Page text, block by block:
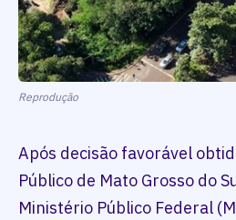
Reprodução
Após decisão favorável
Público de Mato Grosso do
Ministério Público Federal